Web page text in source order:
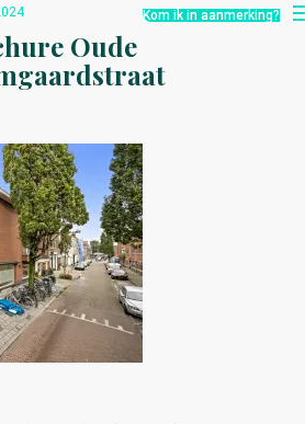
Kom ik in aanmerking?
Oude